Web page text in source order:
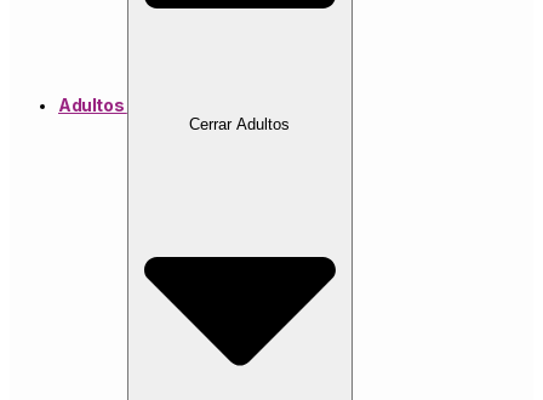
Adultos
Cerrar Adultos